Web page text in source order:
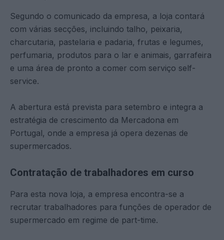
Segundo o comunicado da empresa, a loja contará
com várias secções, incluindo talho, peixaria,
charcutaria, pastelaria e padaria, frutas e legumes,
perfumaria, produtos para o lar e animais, garrafeira
e uma área de pronto a comer com serviço self-
service.
A abertura está prevista para setembro e integra a
estratégia de crescimento da Mercadona em
Portugal, onde a empresa já opera dezenas de
supermercados.
Contratação de trabalhadores em curso
Para esta nova loja, a empresa encontra-se a
recrutar trabalhadores para funções de operador de
supermercado em regime de part-time.